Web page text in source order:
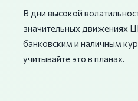
В дни высокой
значительных движениях
банковским и наличным
учитывайте это в планах.